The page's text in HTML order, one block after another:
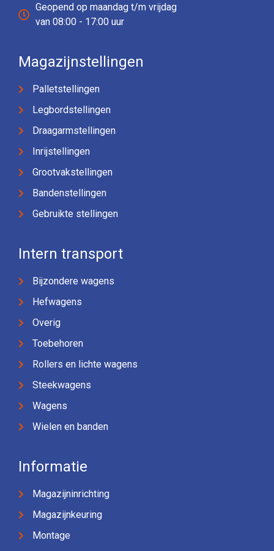
Geopend op maandag t/m vrijdag
van 08:00 - 17:00 uur
Magazijnstellingen
Palletstellingen
Legbordstellingen
Draagarmstellingen
Inrijstellingen
Grootvakstellingen
Bandenstellingen
Gebruikte stellingen
Intern transport
Bijzondere wagens
Hefwagens
Overig
Toebehoren
Rollers en lichte wagens
Steekwagens
Wagens
Wielen en banden
Informatie
Magazijninrichting
Magazijnkeuring
Montage